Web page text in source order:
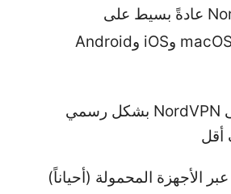
إعداد NordVPN عادةً بسيط على
Windows وmacOS وiOS وAndroid
طرق الحصول على NordVPN بشكل رسمي
أقل
الأجهزة المحمولة (أحياناً)